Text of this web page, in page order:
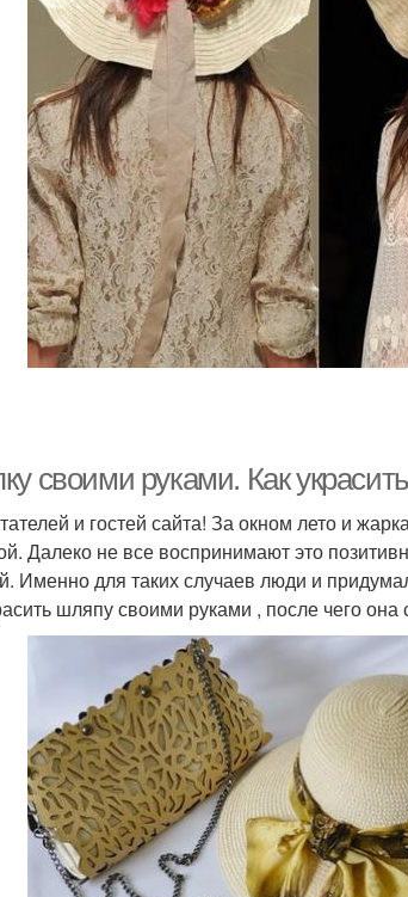
своими руками. Как
и гостей сайта! За окном лето и
Далеко не все воспринимают это
Именно для таких случаев люди и
шляпу своими руками , после чего она